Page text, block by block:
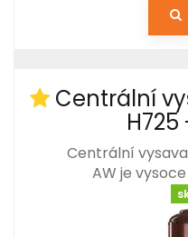
Centrální
H725
Centrální
AW je